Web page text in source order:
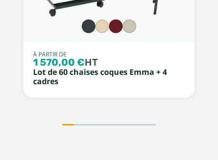
À PARTIR DE
1 570,00 €HT
Lot de 60 chaises coques Emma + 4
cadres